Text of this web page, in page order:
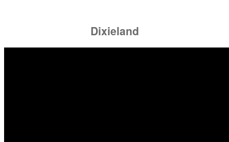
Dixieland